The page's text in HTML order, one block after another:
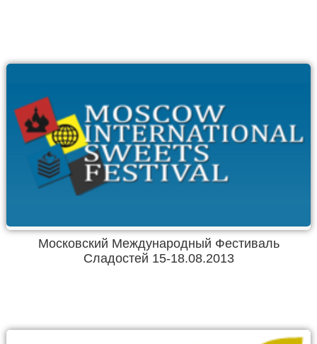
Московский Международный Фестиваль
Сладостей 15-18.08.2013